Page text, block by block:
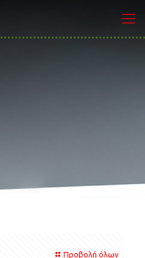
Προβολή όλων